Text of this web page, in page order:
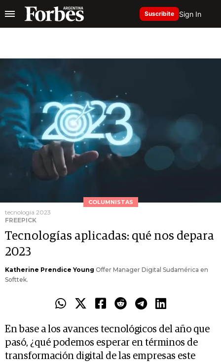
Suscribite Sign In
COLUMNISTAS
tecnologia 2023
FREEPICK
Tecnologías aplicadas: qué nos depara
2023
Katherine Prendice Young Offer Manager Digital Sudamérica en
Softtek.
En base a los avances tecnológicos del año que
pasó, ¿qué podemos esperar en términos de
transformación digital de las empresas este